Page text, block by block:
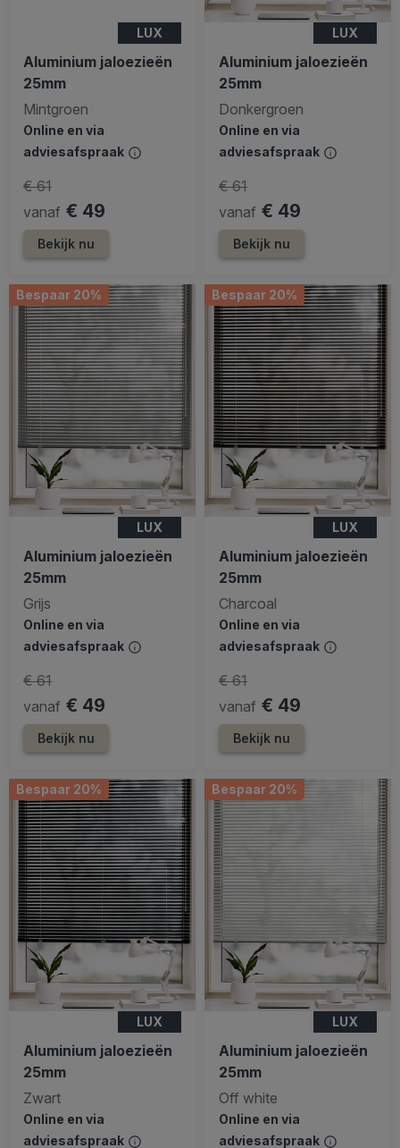
LUX
Aluminium jaloezieën
25mm
Mintgroen
Online en via
adviesafspraak
vanaf € 49
€ 61
Bekijk nu
LUX
Aluminium jaloezieën
25mm
Donkergroen
Online en via
adviesafspraak
vanaf € 49
€ 61
Bekijk nu
Bespaar 20%
LUX
Aluminium jaloezieën
25mm
Grijs
Online en via
adviesafspraak
vanaf € 49
€ 61
Bekijk nu
Bespaar 20%
LUX
Aluminium jaloezieën
25mm
Charcoal
Online en via
adviesafspraak
vanaf € 49
€ 61
Bekijk nu
Bespaar 20%
LUX
Aluminium jaloezieën
25mm
Zwart
Online en via
adviesafspraak
Bespaar 20%
LUX
Aluminium jaloezieën
25mm
Off white
Online en via
adviesafspraak